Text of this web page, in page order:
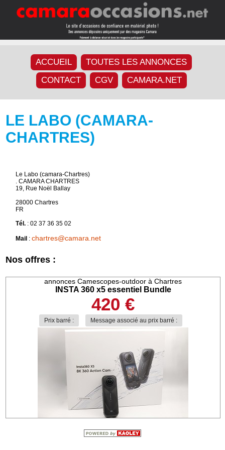
ACCUEIL
TOUTES LES ANNONCES
CONTACT
CGV CAMARA.NET
LE LABO (CAMARA-
CHARTRES)
Le Labo (camara-Chartres)
. CAMARA CHARTRES
19, Rue Noël Ballay
28000 Chartres
FR
Tél. : 02 37 36 35 02
Mail :chartres@camara.net
Nos offres :
annonces Camescopes-outdoor à Chartres
INSTA 360 x5 essentiel Bundle
420 €
Prix barré : Message associé au prix barré :